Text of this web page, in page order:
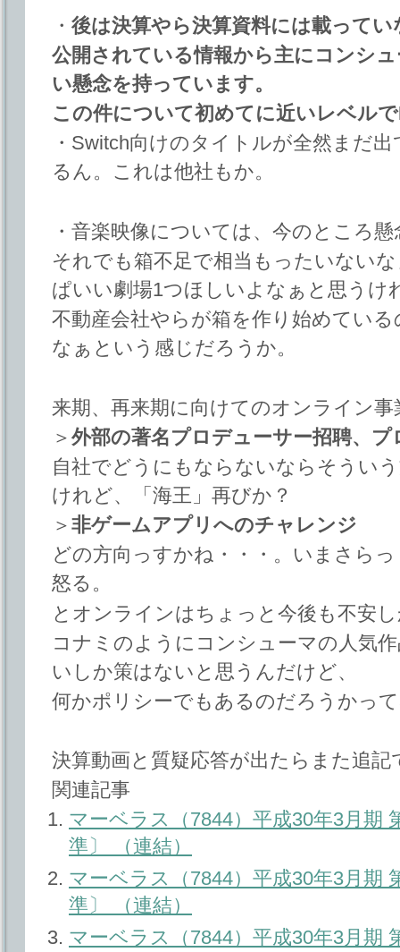
・ 後は決算やら決算資料には載って
公開されている情報から主にコンシ
い懸念を持っています。
この件について初めてに近いレベル
・Switch向けのタイトルが全然まだ
るん。これは他社もか。
・音楽映像については、今のところ
それでも箱不足で相当もったいない
ぱいい劇場1つほしいよなぁと思うけ
不動産会社やらが箱を作り始めてい
なぁという感じだろうか。
来期、再来期に向けてのオンライン
＞ 外部の著名プロデューサー招聘、プ
自社でどうにもならないならそうい
けれど、「海王」再びか？
＞ 非ゲームアプリへのチャレンジ
どの方向っすかね・・・。いまさら
怒る。
とオンラインはちょっと今後も不安
コナミのようにコンシューマの人気
いしか策はないと思うんだけど、
何かポリシーでもあるのだろうかっ
決算動画と質疑応答が出たらまた追
関連記事
マーベラス（7844）平成30年3月期
準〕 （連結）
マーベラス（7844）平成30年3月期
準〕 （連結）
マーベラス（7844）平成30年3月期